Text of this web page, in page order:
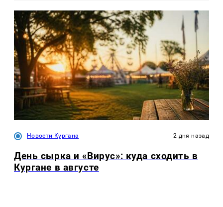
Новости Кургана 2 дня назад
День сырка и «Вирус»: куда сходить в
Кургане в августе